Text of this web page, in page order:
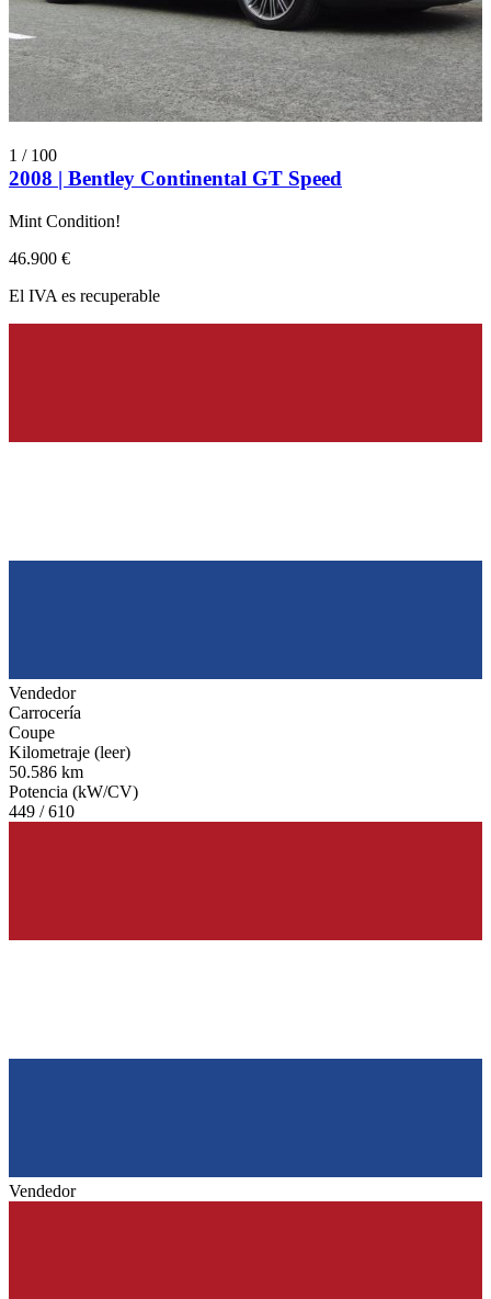
1 / 100
2008 | Bentley Continental GT Speed
Mint Condition!
46.900 €
El IVA es recuperable
Vendedor
Carrocería
Coupe
Kilometraje (leer)
50.586 km
Potencia (kW/CV)
449 / 610
Vendedor